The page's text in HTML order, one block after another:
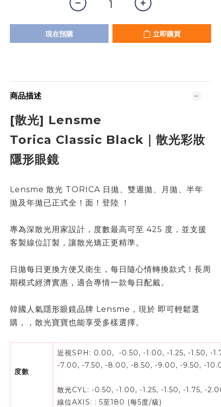
現在預購 立即購買
商品描述
[散光] Lensme
Torica Classic Black ｜散光彩妝
隱形眼鏡
Lensme 散光 TORICA 日拋、雙週拋、月拋、半年
拋及年拋已正式全！面！登陸 ！
專為深散光用家設計，度數最高可至 425 度，並支援
客製線位訂製，讓散光矯正更精準。
日拋每日更換方便又衛生，每日隨心情轉換款式！ 長周
期模式經濟實惠，適合專情一款每日配戴。
韓國人氣隱形眼鏡品牌 Lensme，現於 即可輕鬆選
購，，散光寶寶也能享受多樣選擇。
度數
近視SPH: 0.00, -0.50, -1.00, -1.25, -1.50, -
-7.00, -7.50, -8.00, -8.50, -9.00, -9.50, -
散光CYL: -0.50, -1.00, -1.25, -1.50, -1.75, -
線位AXIS: : 5至180 (每5度/級)